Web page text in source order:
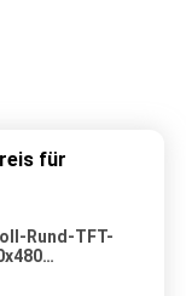
für
Rund-TFT-